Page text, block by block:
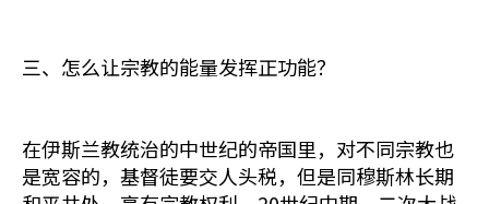
三、怎么让宗教的能量发挥正功能？
在伊斯兰教统治的中世纪的帝国里，对不同宗教也
是宽容的，基督徒要交人头税，但是同穆斯林长期